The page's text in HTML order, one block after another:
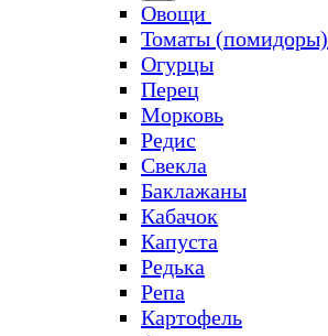
Овощи
Томаты (помидоры)
Огурцы
Перец
Морковь
Редис
Свекла
Баклажаны
Кабачок
Капуста
Редька
Репа
Картофель